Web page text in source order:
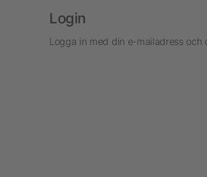
Login
Logga in med din e-mailadress och